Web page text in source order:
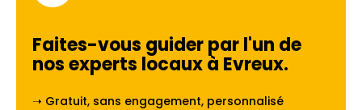
Faites-vous guider par l'un de
nos experts locaux à Evreux.
➝ Gratuit, sans engagement, personnalisé